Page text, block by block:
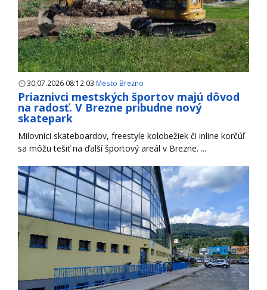
30.07.2026 08:12:03 Mesto Brezno
Priaznivci mestských športov majú dôvod
na radosť. V Brezne pribudne nový
skatepark
Milovníci skateboardov, freestyle kolobežiek či inline korčúľ
sa môžu tešiť na ďalší športový areál v Brezne. ...